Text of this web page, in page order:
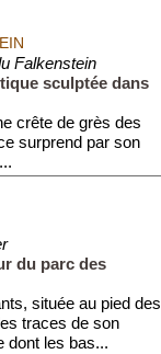
Falkenstein
sculptée dans
crête de grès des
surprend par son
du parc des
située au pied des
traces de son
dont les bas...